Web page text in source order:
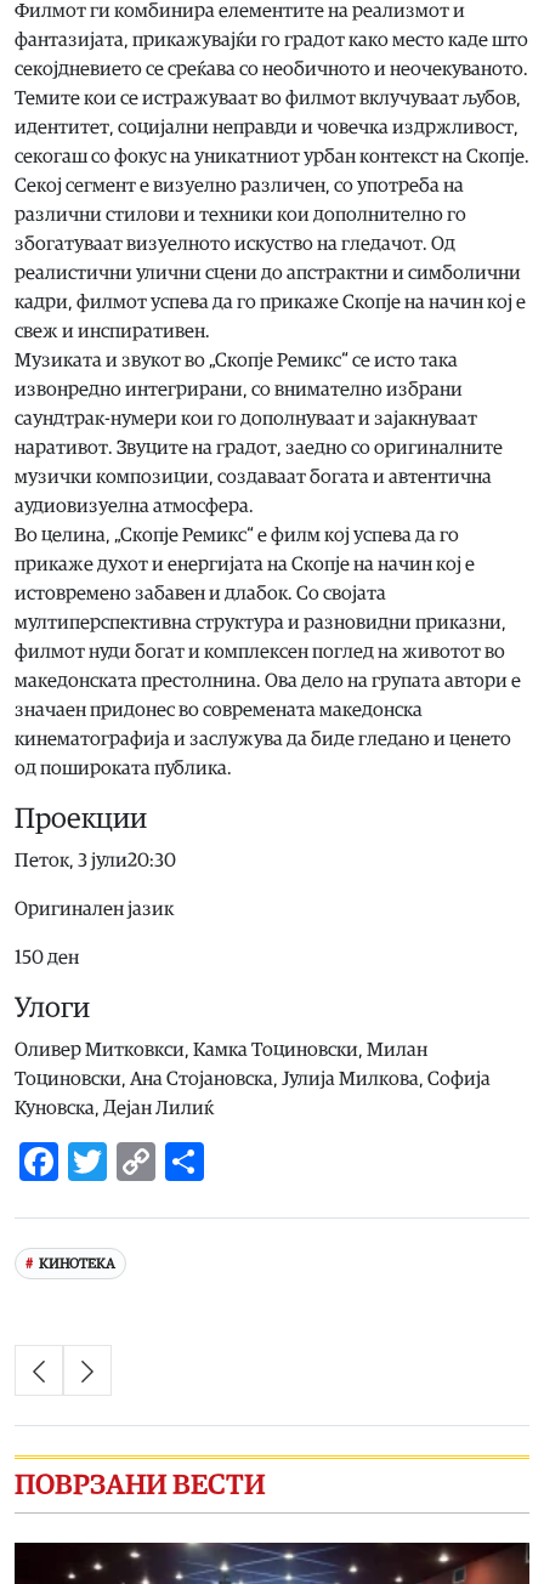
Филмот ги комбинира елементите на реализмот и
фантазијата, прикажувајќи го градот како место каде што
секојдневието се среќава со необичното и неочекуваното.
Темите кои се истражуваат во филмот вклучуваат љубов,
идентитет, социјални неправди и човечка издржливост,
секогаш со фокус на уникатниот урбан контекст на Скопје.
Секој сегмент е визуелно различен, со употреба на
различни стилови и техники кои дополнително го
збогатуваат визуелното искуство на гледачот. Од
реалистични улични сцени до апстрактни и симболични
кадри, филмот успева да го прикаже Скопје на начин кој е
свеж и инспиративен.
Музиката и звукот во „Скопје Ремикс“ се исто така
извонредно интегрирани, со внимателно избрани
саундтрак-нумери кои го дополнуваат и зајакнуваат
наративот. Звуците на градот, заедно со оригиналните
музички композиции, создаваат богата и автентична
аудиовизуелна атмосфера.
Во целина, „Скопје Ремикс“ е филм кој успева да го
прикаже духот и енергијата на Скопје на начин кој е
истовремено забавен и длабок. Со својата
мултиперспективна структура и разновидни приказни,
филмот нуди богат и комплексен поглед на животот во
македонската престолнина. Ова дело на групата автори е
значаен придонес во современата македонска
кинематографија и заслужува да биде гледано и ценето
од пошироката публика.
Проекции
Петок, 3 јули20:30
Оригинален јазик
150 ден
Улоги
Оливер Митковкси, Камка Тоциновски, Милан
Тоциновски, Ана Стојановска, Јулија Милкова, Софија
Куновска, Дејан Лилиќ
Facebook
Twitter
Copy
КИНОТЕКА
ПОВРЗАНИ ВЕСТИ